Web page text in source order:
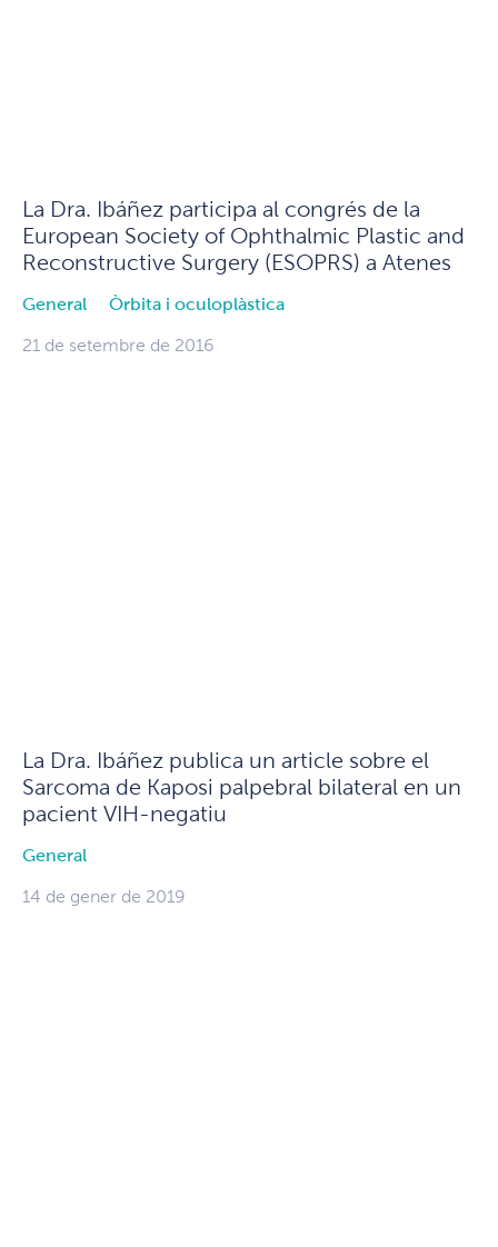
La Dra. Ibáñez participa al congrés de la
European Society of Ophthalmic Plastic and
Reconstructive Surgery (ESOPRS) a Atenes
General Òrbita i oculoplàstica
21 de setembre de 2016
La Dra. Ibáñez publica un article sobre el
Sarcoma de Kaposi palpebral bilateral en un
pacient VIH-negatiu
General
14 de gener de 2019